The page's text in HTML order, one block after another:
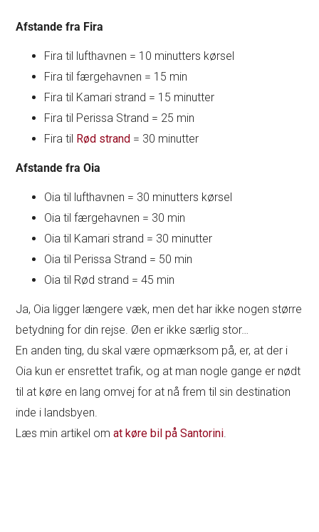
Afstande fra Fira
Fira til lufthavnen = 10 minutters kørsel
Fira til færgehavnen = 15 min
Fira til Kamari strand = 15 minutter
Fira til Perissa Strand = 25 min
Fira til Rød strand = 30 minutter
Afstande fra Oia
Oia til lufthavnen = 30 minutters kørsel
Oia til færgehavnen = 30 min
Oia til Kamari strand = 30 minutter
Oia til Perissa Strand = 50 min
Oia til Rød strand = 45 min
Ja, Oia ligger længere væk, men det har ikke nogen større
betydning for din rejse. Øen er ikke særlig stor…
En anden ting, du skal være opmærksom på, er, at der i
Oia kun er ensrettet trafik, og at man nogle gange er nødt
til at køre en lang omvej for at nå frem til sin destination
inde i landsbyen.
Læs min artikel omat køre bil på Santorini.